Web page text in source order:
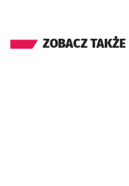
ZOBACZ TAKŻE